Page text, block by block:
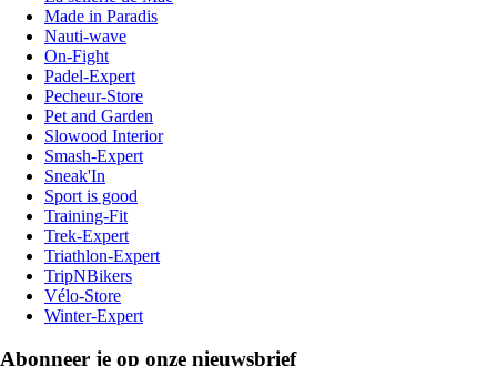
Made in Paradis
Nauti-wave
On-Fight
Padel-Expert
Pecheur-Store
Pet and Garden
Slowood Interior
Smash-Expert
Sneak'In
Sport is good
Training-Fit
Trek-Expert
Triathlon-Expert
TripNBikers
Vélo-Store
Winter-Expert
Abonneer je op onze nieuwsbrief